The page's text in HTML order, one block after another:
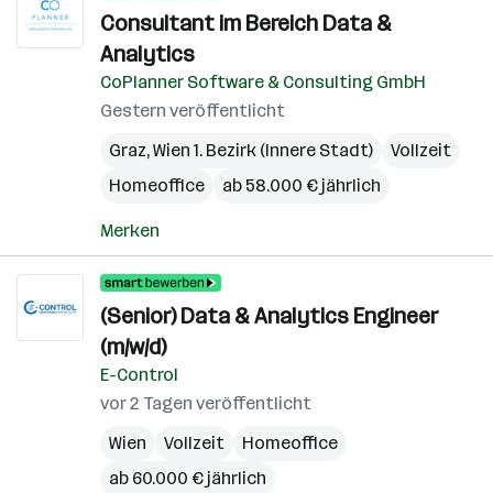
Consultant im Bereich Data &
Analytics
CoPlanner Software & Consulting GmbH
Gestern veröffentlicht
Graz,Wien 1. Bezirk (Innere Stadt)
Vollzeit
Homeoffice
ab 58.000 € jährlich
Merken
(Senior) Data & Analytics Engineer
(m/w/d)
E-Control
vor 2 Tagen veröffentlicht
Wien
Vollzeit
Homeoffice
ab 60.000 € jährlich